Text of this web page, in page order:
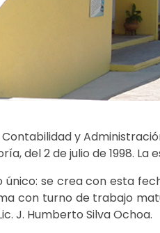
Contabilidad y
del 2 de julio de 1998.
único: se crea con esta
con turno de trabajo
J. Humberto Silva Ochoa.